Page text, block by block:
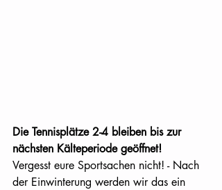
Die Tennisplätze 2-4 bleiben bis zur
nächsten Kälteperiode geöffnet!
Vergesst eure Sportsachen nicht! - Nach
der Einwinterung werden wir das ein